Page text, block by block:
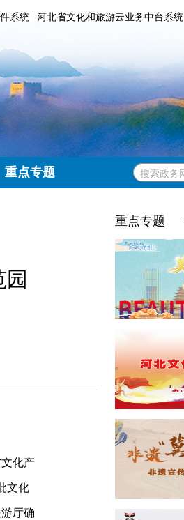
系统 河北省文化和旅游云业务中台系统
重点专题
化产
文化
厅确
重点专题